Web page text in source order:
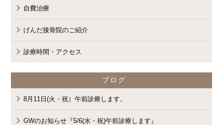
自費治療
げんだ接骨院のご紹介
診療時間・アクセス
ブログ
8月11日(火・祝）午前診療します。
GWのお知らせ『5/6(水・祝)午前診療します』